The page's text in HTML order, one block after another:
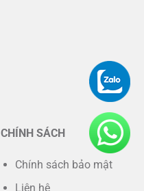
CHÍNH SÁCH
Chính sách bảo mật
Liên hệ